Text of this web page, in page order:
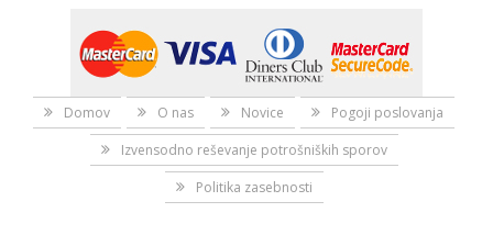
Domov O nas Novice
Pogoji poslovanja
Izvensodno reševanje potrošniških sporov
Politika zasebnosti